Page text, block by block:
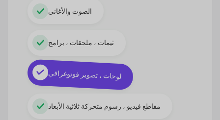
الصوت والأغاني
ثيمات ، ملحقات ، برامج
لوحات ، تصوير فوتوغرافي
مقاطع فيديو ، رسوم متحركة ثلاثية الأبعاد